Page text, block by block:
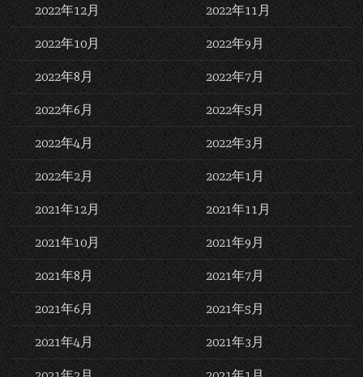
2022年12月 2022年11月
2022年10月 2022年9月
2022年8月 2022年7月
2022年6月 2022年5月
2022年4月 2022年3月
2022年2月 2022年1月
2021年12月 2021年11月
2021年10月 2021年9月
2021年8月 2021年7月
2021年6月 2021年5月
2021年4月 2021年3月